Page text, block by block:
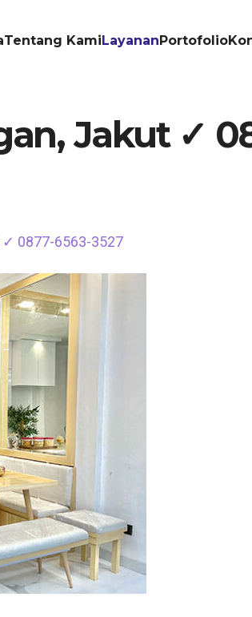
Tentang KamiLayananPortofolio
Jakut ✓
✓ 0877-6563-3527